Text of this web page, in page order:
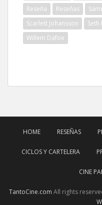
Reseña
Reseñas
Scarlett Johansson
Seth
Willem Dafoe
HOME RESEÑAS
CICLOS Y CARTELERA
CINE
TantoCine.com All rights